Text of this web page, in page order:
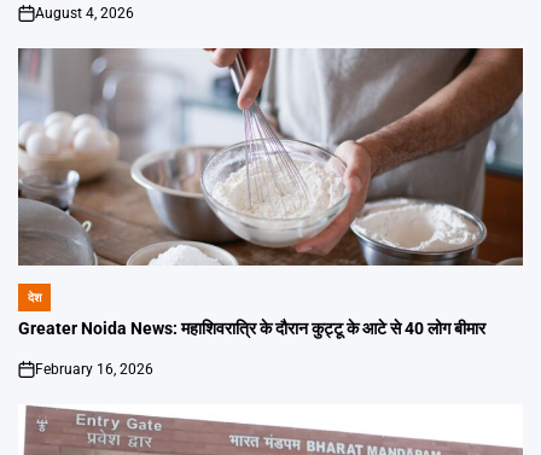
on
August 4, 2026
POSTED
IN
देश
Greater Noida News: महाशिवरात्रि के दौरान कुट्टू के आटे से 40 लोग बीमार
on
February 16, 2026